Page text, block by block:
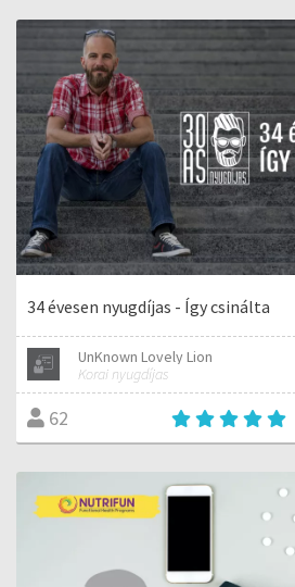
34 évesen nyugdíjas - Így csinálta
UnKnown Lovely Lion
Korai nyugdíjas
62